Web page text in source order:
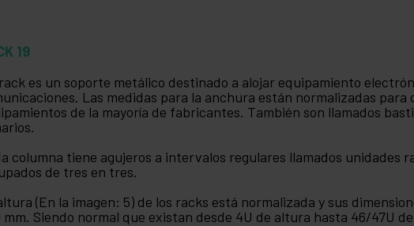
19
es un soporte metálico destinado a alojar equipamiento
Las medidas para la anchura están normalizadas para
de la mayoría de fabricantes. También son llamados
columna tiene agujeros a intervalos regulares llamados unidades
de tres en tres.
(En la imagen: 5) de los racks está normalizada y sus
mm. Siendo normal que existan desde 4U de altura hasta 46/47U